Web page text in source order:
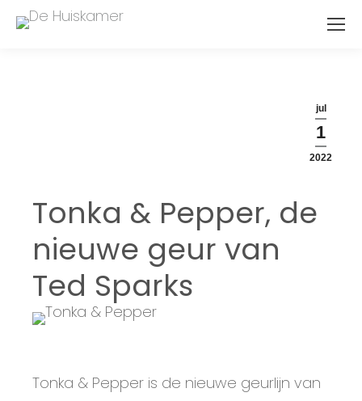
jul
1
2022
Tonka & Pepper, de
nieuwe geur van
Ted Sparks
Tonka & Pepper is de nieuwe geurlijn van